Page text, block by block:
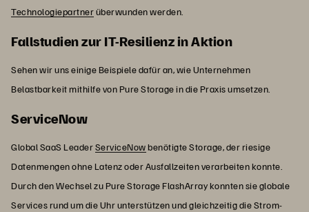
Technologiepartnerüberwunden werden.
Fallstudien zur IT-Resilienz in Aktion
Sehen wir uns einige Beispiele dafür an, wie Unternehmen
Belastbarkeit mithilfe von Pure Storage in die Praxis umsetzen.
ServiceNow
Global SaaS LeaderServiceNowbenötigte Storage, der riesige
Datenmengen ohne Latenz oder Ausfallzeiten verarbeiten konnte.
Durch den Wechsel zu Pure Storage FlashArray konnten sie globale
Services rund um die Uhr unterstützen und gleichzeitig die Strom-